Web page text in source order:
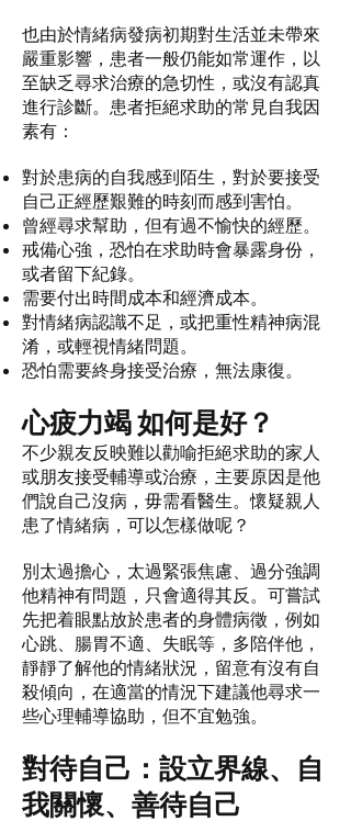
也由於情緒病發病初期對生活並未帶來
嚴重影響，患者一般仍能如常運作，以
至缺乏尋求治療的急切性，或沒有認真
進行診斷。患者拒絕求助的常見自我因
素有：
對於患病的自我感到陌生，對於要接受
自己正經歷艱難的時刻而感到害怕。
曾經尋求幫助，但有過不愉快的經歷。
戒備心強，恐怕在求助時會暴露身份，
或者留下紀錄。
需要付出時間成本和經濟成本。
對情緒病認識不足，或把重性精神病混
淆，或輕視情緒問題。
恐怕需要終身接受治療，無法康復。
心疲力竭 如何是好？
不少親友反映難以勸喻拒絕求助的家人
或朋友接受輔導或治療，主要原因是他
們說自己沒病，毋需看醫生。懷疑親人
患了情緒病，可以怎樣做呢？
別太過擔心，太過緊張焦慮、過分強調
他精神有問題，只會適得其反。可嘗試
先把着眼點放於患者的身體病徵，例如
心跳、腸胃不適、失眠等，多陪伴他，
靜靜了解他的情緒狀況，留意有沒有自
殺傾向，在適當的情況下建議他尋求一
些心理輔導協助，但不宜勉強。
對待自己：設立界線、自
我關懷、善待自己